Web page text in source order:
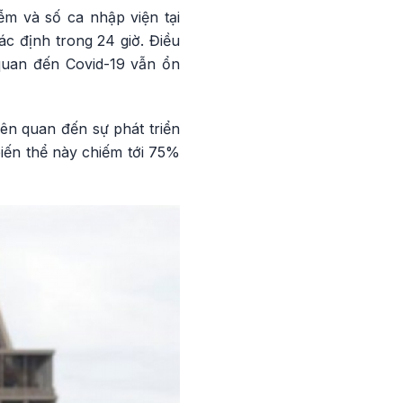
và số ca nhập viện tại
định trong 24 giờ. Điều
đến Covid-19 vẫn ổn
quan đến sự phát triển
thể này chiếm tới 75%